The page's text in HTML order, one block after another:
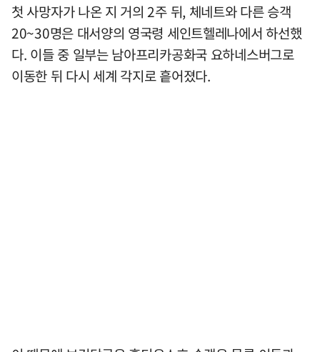
첫 사망자가 나온 지 거의 2주 뒤, 체네트와 다른 승객
20~30명은 대서양의 영국령 세인트헬레나에서 하선했
다. 이들 중 일부는 남아프리카공화국 요하네스버그로
이동한 뒤 다시 세계 각지로 흩어졌다.